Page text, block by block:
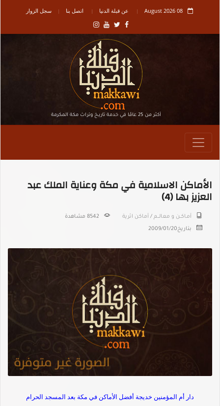
08 August 2026 عن قبلة الدنيا اتصل بنا سجل الزوار
أكثر من 25 عامًا في خدمة تاريـخ وتراث مكة المكرمة
الأماكن الاسلامية في مكة وعناية الملك عبد
العزيز بها (4)
أمـاكــن و معالـــم / أماكن اثرية 8542 مشاهدة
بتاريخ2009/01/20
دار أم المؤمنين خديجة أفضل الأماكن في مكة بعد المسجد الحرام